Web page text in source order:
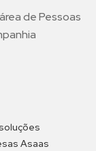
de Pessoas
Asaas